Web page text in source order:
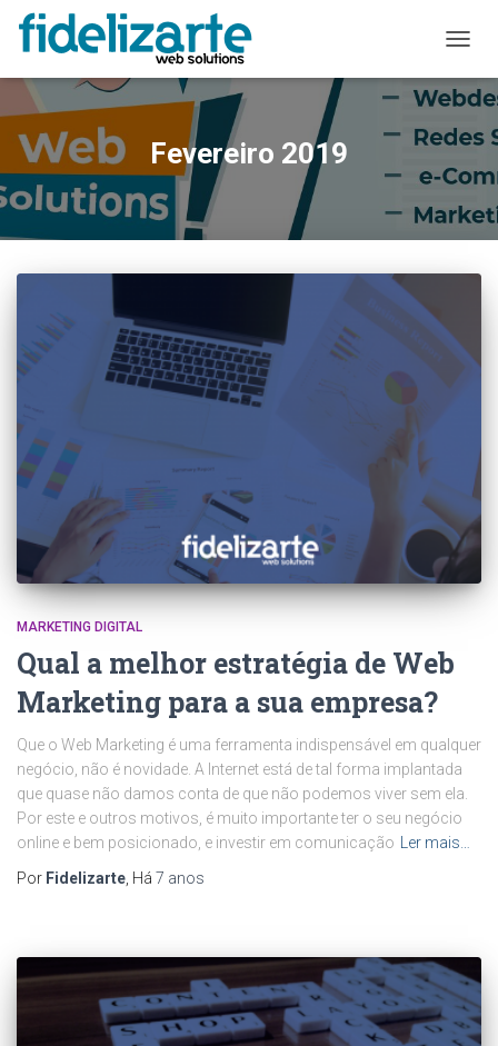
A
Fevereiro 2019
MARKETING DIGITAL
Qual a melhor estratégia de Web
Marketing para a sua empresa?
Que o Web Marketing é uma ferramenta indispensável em qualquer
negócio, não é novidade. A Internet está de tal forma implantada
que quase não damos conta de que não podemos viver sem ela.
Por este e outros motivos, é muito importante ter o seu negócio
online e bem posicionado, e investir em comunicação
Ler mais…
Por Fidelizarte , Há 7 anos